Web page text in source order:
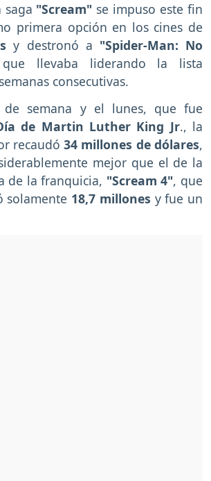
saga "Scream" se impuso este fin
primera opción en los cines de
y destronó a "Spider-Man: No
llevaba liderando la lista
consecutivas.
semana y el lunes, que fue
de Martin Luther King Jr., la
recaudó34 millones de dólares,
mejor que el de la
de la franquicia, "Scream 4", que
solamente 18,7 millones y fue un